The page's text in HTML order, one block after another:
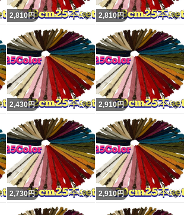
す。
い。
ストです。
の方は＋30円で承りますのでコメント
イド
いいね！
2,810円 いいね！
2,810円
いいね！
2,430円 いいね！
2,910円
いいね！
2,730円 いいね！
2,910円